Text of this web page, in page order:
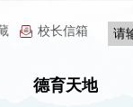
校长信箱
德育天地